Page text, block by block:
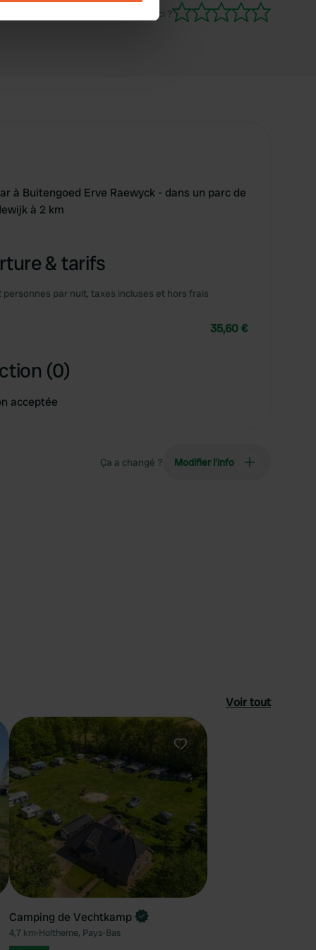
Es-tu déjà venu ici ?
à Buitengoed Erve Raewyck - dans un parc de
à 2 km
& tarifs
par nuit, taxes incluses et hors frais
35,60 €
(0)
acceptée
Ça a changé ? Modifier l’info
Voir tout
Camping de Vechtkamp
4,7 km•Holtheme, Pays-Bas